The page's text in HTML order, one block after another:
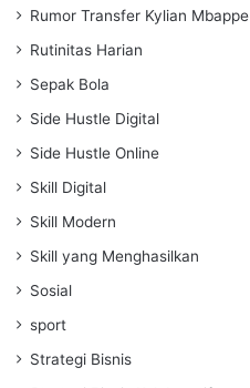
Rumor Transfer Kylian Mbappe
Rutinitas Harian
Sepak Bola
Side Hustle Digital
Side Hustle Online
Skill Digital
Skill Modern
Skill yang Menghasilkan
Sosial
sport
Strategi Bisnis